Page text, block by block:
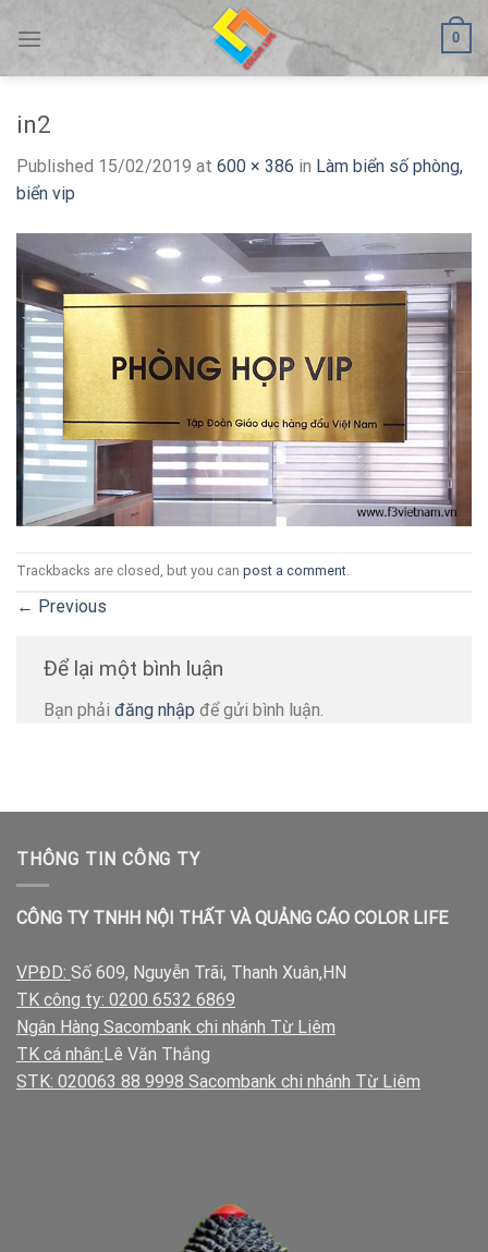
0
in2
Published 15/02/2019 at 600 × 386 in Làm biển số phòng,
biển vip
Trackbacks are closed, but you can post a comment.
← Previous
Để lại một bình luận
Bạn phải đăng nhập để gửi bình luận.
THÔNG TIN CÔNG TY
CÔNG TY TNHH NỘI THẤT VÀ QUẢNG CÁO COLOR LIFE
VPĐD: Số 609, Nguyễn Trãi, Thanh Xuân,HN
TK công ty: 0200 6532 6869
Ngân Hàng Sacombank chi nhánh Từ Liêm
TK cá nhân:Lê Văn Thắng
STK: 020063 88 9998 Sacombank chi nhánh Từ Liêm